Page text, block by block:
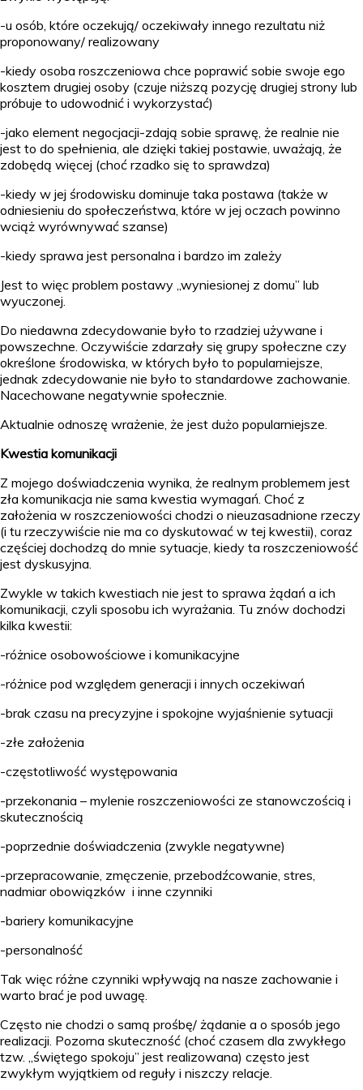
-u osób, które oczekują/ oczekiwały innego rezultatu niż
proponowany/ realizowany
-kiedy osoba roszczeniowa chce poprawić sobie swoje ego
kosztem drugiej osoby (czuje niższą pozycję drugiej strony lub
próbuje to udowodnić i wykorzystać)
-jako element negocjacji-zdają sobie sprawę, że realnie nie
jest to do spełnienia, ale dzięki takiej postawie, uważają, że
zdobędą więcej (choć rzadko się to sprawdza)
-kiedy w jej środowisku dominuje taka postawa (także w
odniesieniu do społeczeństwa, które w jej oczach powinno
wciąż wyrównywać szanse)
-kiedy sprawa jest personalna i bardzo im zależy
Jest to więc problem postawy „wyniesionej z domu” lub
wyuczonej.
Do niedawna zdecydowanie było to rzadziej używane i
powszechne. Oczywiście zdarzały się grupy społeczne czy
określone środowiska, w których było to popularniejsze,
jednak zdecydowanie nie było to standardowe zachowanie.
Nacechowane negatywnie społecznie.
Aktualnie odnoszę wrażenie, że jest dużo popularniejsze.
Kwestia komunikacji
Z mojego doświadczenia wynika, że realnym problemem jest
zła komunikacja nie sama kwestia wymagań. Choć z
założenia w roszczeniowości chodzi o nieuzasadnione rzeczy
(i tu rzeczywiście nie ma co dyskutować w tej kwestii), coraz
częściej dochodzą do mnie sytuacje, kiedy ta roszczeniowość
jest dyskusyjna.
Zwykle w takich kwestiach nie jest to sprawa żądań a ich
komunikacji, czyli sposobu ich wyrażania. Tu znów dochodzi
kilka kwestii:
-różnice osobowościowe i komunikacyjne
-różnice pod względem generacji i innych oczekiwań
-brak czasu na precyzyjne i spokojne wyjaśnienie sytuacji
-złe założenia
-częstotliwość występowania
-przekonania – mylenie roszczeniowości ze stanowczością i
skutecznością
-poprzednie doświadczenia (zwykle negatywne)
-przepracowanie, zmęczenie, przebodźcowanie, stres,
nadmiar obowiązków i inne czynniki
-bariery komunikacyjne
-personalność
Tak więc różne czynniki wpływają na nasze zachowanie i
warto brać je pod uwagę.
Często nie chodzi o samą prośbę/ żądanie a o sposób jego
realizacji. Pozorna skuteczność (choć czasem dla zwykłego
tzw. „świętego spokoju” jest realizowana) często jest
zwykłym wyjątkiem od reguły i niszczy relacje.